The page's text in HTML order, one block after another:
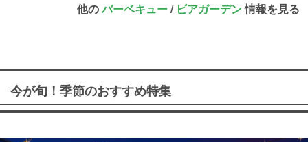
他のバーベキュー/ ビアガーデン情報を見る
今が旬！季節のおすすめ特集